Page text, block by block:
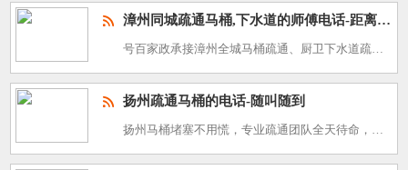
漳州同城疏通马桶,下水道的师傅电话-距离您最近随叫随到
号百家政承接漳州全城马桶疏通、厨卫下水道疏通、高压管道清洗、化粪池清掏清理，24 小时上门服务热线：400-688-3588。漳州地处闽南沿海，九龙江贯穿城区，属于亚热带湿润气候，常年湿度偏高，夏季台
扬州疏通马桶的电话-随叫随到
扬州马桶堵塞不用慌，专业疏通团队全天待命，随叫随到，快速解决各类马桶堵塞问题。全城极速上门，高效疏通不拖延，服务靠谱有保障，需要可直接致电：400-800-3488。 马桶疏通收费标准：80元起